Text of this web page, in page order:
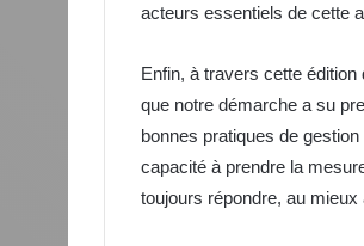
acteurs essentiels de cette
Enfin, à travers cette édition
que notre démarche a su
bonnes pratiques de
capacité à prendre la
toujours répondre, au